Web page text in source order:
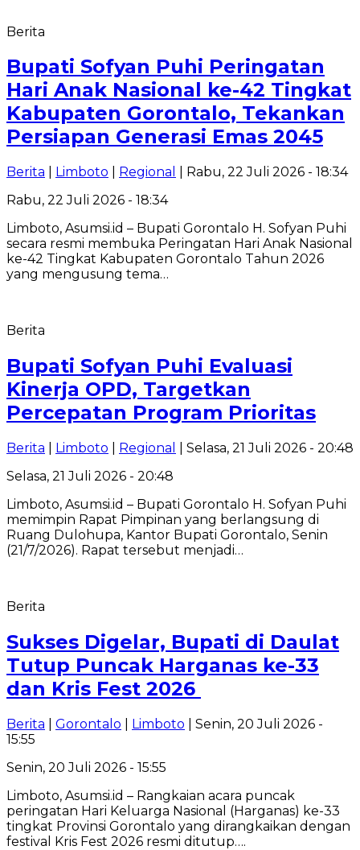
Berita
Bupati Sofyan Puhi Peringatan
Hari Anak Nasional ke-42 Tingkat
Kabupaten Gorontalo, Tekankan
Persiapan Generasi Emas 2045
Berita Limboto Regional
| Rabu, 22 Juli 2026 - 18:34
Rabu, 22 Juli 2026 - 18:34
Limboto, Asumsi.id – Bupati Gorontalo H. Sofyan Puhi
secara resmi membuka Peringatan Hari Anak Nasional
ke-42 Tingkat Kabupaten Gorontalo Tahun 2026
yang mengusung tema…
Berita
Bupati Sofyan Puhi Evaluasi
Kinerja OPD, Targetkan
Percepatan Program Prioritas
Berita Limboto Regional
| Selasa, 21 Juli 2026 - 20:48
Selasa, 21 Juli 2026 - 20:48
Limboto, Asumsi.id – Bupati Gorontalo H. Sofyan Puhi
memimpin Rapat Pimpinan yang berlangsung di
Ruang Dulohupa, Kantor Bupati Gorontalo, Senin
(21/7/2026). Rapat tersebut menjadi…
Berita
Sukses Digelar, Bupati di Daulat
Tutup Puncak Harganas ke-33
dan Kris Fest 2026
Berita Gorontalo Limboto | Senin, 20 Juli 2026 -
15:55
Senin, 20 Juli 2026 - 15:55
Limboto, Asumsi.id – Rangkaian acara puncak
peringatan Hari Keluarga Nasional (Harganas) ke-33
tingkat Provinsi Gorontalo yang dirangkaikan dengan
festival Kris Fest 2026 resmi ditutup….